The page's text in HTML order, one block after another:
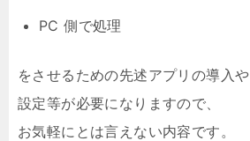
PC 側で処理
をさせるための先述アプリの導入や
設定等が必要になりますので、
お気軽にとは言えない内容です。